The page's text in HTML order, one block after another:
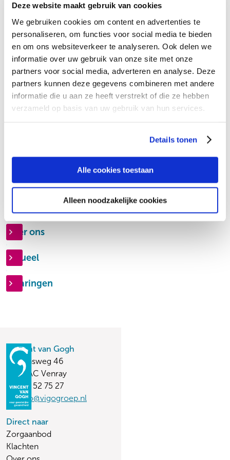
Deze website maakt gebruik van cookies
We gebruiken cookies om content en advertenties te
personaliseren, om functies voor social media te bieden
en om ons websiteverkeer te analyseren. Ook delen we
informatie over uw gebruik van onze site met onze
partners voor social media, adverteren en analyse. Deze
partners kunnen deze gegevens combineren met andere
informatie die u aan ze heeft verstrekt of die ze hebben
verzameld op basis van uw gebruik van hun services.
Details tonen
Alle cookies toestaan
Alleen noodzakelijke cookies
Locaties
Wachttijden
Kosten
Veelgestelde vragen
Onze zorg aan jou
Algemeen
Over ons
Actueel
Ervaringen
Vincent van Gogh
Stationsweg 46
5803 AC Venray
(0478) 52 75 27
vvginfo@vigogroep.nl
Direct naar
Zorgaanbod
Klachten